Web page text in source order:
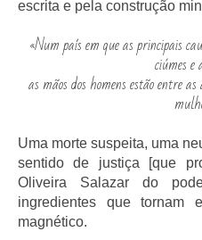
escrita e pela construção
«Num país em que as principais
ciúmes
as mãos dos homens estão entre
Uma morte suspeita, uma
sentido de justiça [que
Oliveira Salazar do
ingredientes que tornam
magnético.